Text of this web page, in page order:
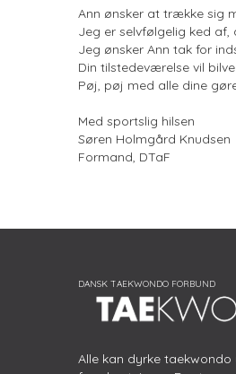
Ann ønsker at trække sig
Jeg er selvfølgelig ked af,
Jeg ønsker Ann tak for
Din tilstedeværelse vil
Pøj, pøj med alle dine
Med sportslig hilsen
Søren Holmgård Knudsen
Formand, DTaF
Alle kan dyrke